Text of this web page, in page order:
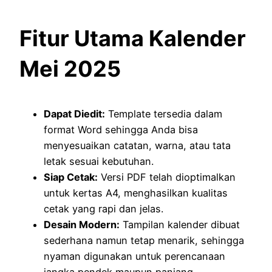
Fitur Utama Kalender
Mei 2025
Dapat Diedit: Template tersedia dalam
format Word sehingga Anda bisa
menyesuaikan catatan, warna, atau tata
letak sesuai kebutuhan.
Siap Cetak: Versi PDF telah dioptimalkan
untuk kertas A4, menghasilkan kualitas
cetak yang rapi dan jelas.
Desain Modern: Tampilan kalender dibuat
sederhana namun tetap menarik, sehingga
nyaman digunakan untuk perencanaan